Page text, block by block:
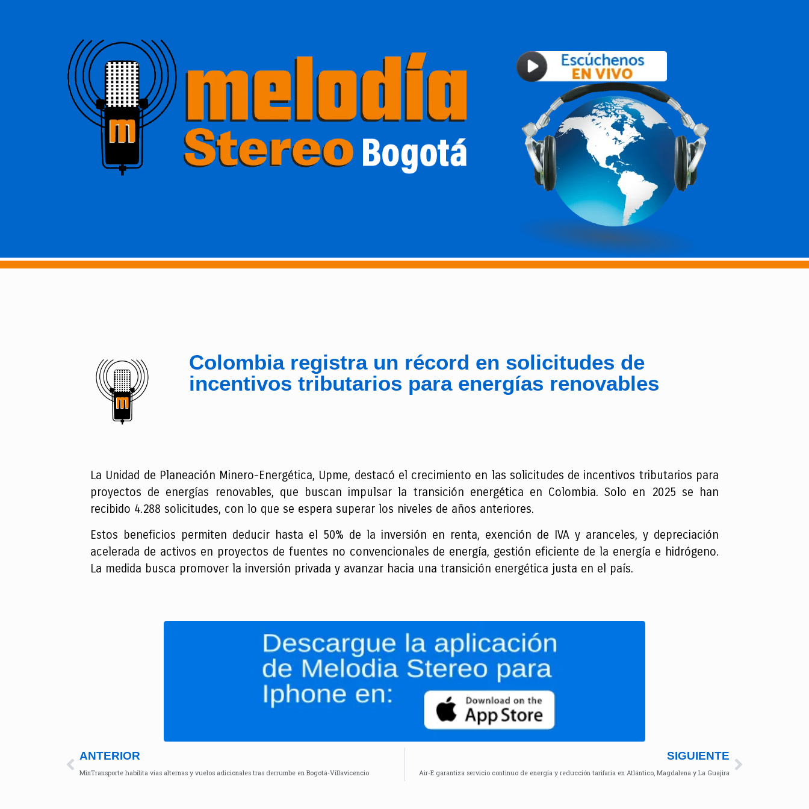
Colombia registra un récord en solicitudes de
incentivos tributarios para energías renovables
La Unidad de Planeación Minero-Energética, Upme, destacó el crecimiento en las solicitudes de incentivos tributarios para
proyectos de energías renovables, que buscan impulsar la transición energética en Colombia. Solo en 2025 se han
recibido 4.288 solicitudes, con lo que se espera superar los niveles de años anteriores.
Estos beneficios permiten deducir hasta el 50% de la inversión en renta, exención de IVA y aranceles, y depreciación
acelerada de activos en proyectos de fuentes no convencionales de energía, gestión eficiente de la energía e hidrógeno.
La medida busca promover la inversión privada y avanzar hacia una transición energética justa en el país.
ANTERIOR
MinTransporte habilita vías alternas y vuelos adicionales tras derrumbe en Bogotá-Villavicencio
SIGUIENTE
Air-E garantiza servicio continuo de energía y reducción tarifaria en Atlántico, Magdalena y La Guajira